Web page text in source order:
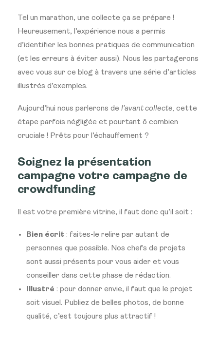
Tel un marathon, une collecte ça se prépare !
Heureusement, l’expérience nous a permis
d’identifier les bonnes pratiques de communication
(et les erreurs à éviter aussi). Nous les partagerons
avec vous sur ce blog à travers une série d’articles
illustrés d’exemples.
Aujourd’hui nous parlerons de l’avant collecte, cette
étape parfois négligée et pourtant ô combien
cruciale ! Prêts pour l’échauffement ?
Soignez la présentation
campagne votre campagne de
crowdfunding
Il est votre première vitrine, il faut donc qu’il soit :
Bien écrit : faites-le relire par autant de
personnes que possible. Nos chefs de projets
sont aussi présents pour vous aider et vous
conseiller dans cette phase de rédaction.
Illustré : pour donner envie, il faut que le projet
soit visuel. Publiez de belles photos, de bonne
qualité, c’est toujours plus attractif !